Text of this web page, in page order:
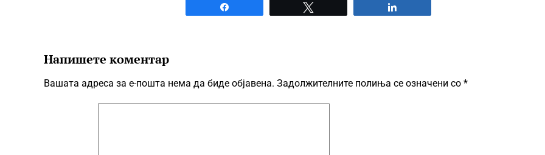
Напишете коментар
Вашата адреса за е-пошта нема да биде објавена. Задолжителните полиња се означени со *